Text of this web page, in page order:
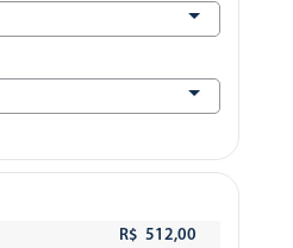
R$ 512,00